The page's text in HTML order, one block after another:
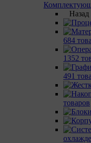
Назад
684
1352
491
товаров